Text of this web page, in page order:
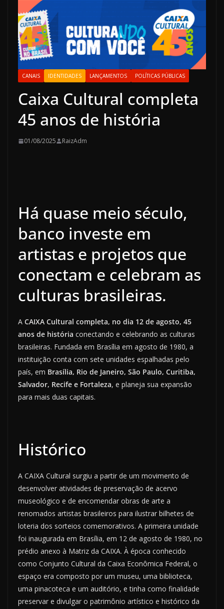
CANAIS IDENTIDADES LANÇAMENTOS POLÍTICAS PÚBLICAS
Caixa Cultural completa
45 anos de história
01/08/2025 RaizAdm
Há quase meio século,
banco investe em
artistas e projetos que
conectam e celebram as
culturas brasileiras.
A CAIXA Cultural completa, no dia 12 de agosto, 45
anos de história conectando e celebrando as culturas
brasileiras. Fundada em Brasília em agosto de 1980, a
instituição conta com sete unidades espalhadas pelo
país, em Brasília, Rio de Janeiro, São Paulo, Curitiba,
Salvador, Recife e Fortaleza, e planeja sua expansão
para mais duas capitais.
Histórico
A CAIXA Cultural surgiu a partir de um movimento de
desenvolver atividades de preservação de acervo
museológico e de encomendar obras de arte a
renomados artistas brasileiros para ilustrar bilhetes de
loteria dos sorteios comemorativos. A primeira unidade
foi inaugurada em Brasília, em 12 de agosto de 1980, no
prédio anexo à Matriz da CAIXA. À época conhecido
como Conjunto Cultural da Caixa Econômica Federal, o
espaço era composto por um museu, uma biblioteca,
uma pinacoteca e um auditório, e tinha como finalidade
preservar e divulgar o patrimônio artístico e histórico da